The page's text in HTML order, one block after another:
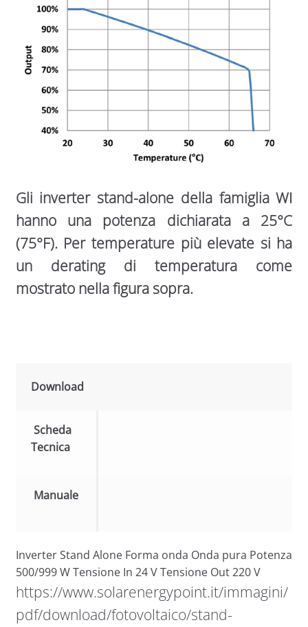
Gli inverter stand-alone della famiglia WI
hanno una potenza dichiarata a 25°C
(75°F). Per temperature più elevate si ha
un derating di temperatura come
mostrato nella figura sopra.
Download
Scheda
Tecnica
Manuale
Inverter Stand Alone Forma onda Onda pura Potenza
500/999 W Tensione In 24 V Tensione Out 220 V
https://www.solarenergypoint.it/immagini/
pdf/download/fotovoltaico/stand-